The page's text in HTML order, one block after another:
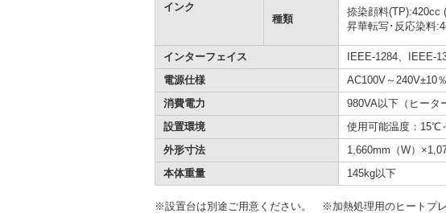
インク
種類
捺染顔料(TP):420cc
昇華転写･反応染料
インターフェイス
IEEE-1284、IEEE-
電源仕様
AC100V～240V±10
消費電力
980VA以下（ヒータ
設置環境
使用可能温度：15℃
外形寸法
1,660mm（W）
本体重量
145kg以下
※設置台は別途ご用意ください。 ※加熱処理用のヒートプレ